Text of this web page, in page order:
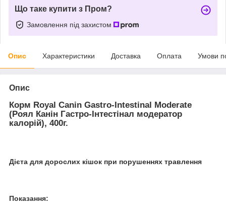
Що таке купити з Пром?
Замовлення під захистом
Опис Характеристики Доставка Оплата Умови
Опис
Корм Royal Canin Gastro-Іntestinal Moderate
(Роял Канін Гастро-Інтестінал модератор
калорій), 400г.
Дієта для дорослих кішок при порушеннях травлення
Показання: